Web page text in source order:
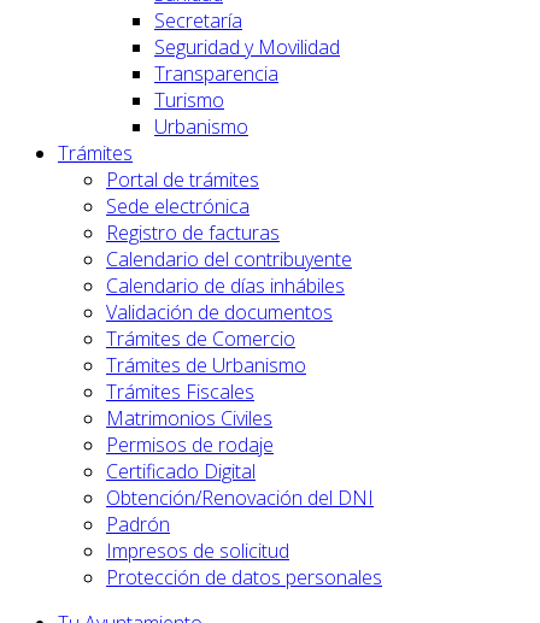
Secretaría
Seguridad y Movilidad
Transparencia
Turismo
Urbanismo
Trámites
Portal de trámites
Sede electrónica
Registro de facturas
Calendario del contribuyente
Calendario de días inhábiles
Validación de documentos
Trámites de Comercio
Trámites de Urbanismo
Trámites Fiscales
Matrimonios Civiles
Permisos de rodaje
Certificado Digital
Obtención/Renovación del DNI
Padrón
Impresos de solicitud
Protección de datos personales